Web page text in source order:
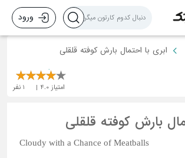
ورود
ابری با احتمال بارش کوفته قلقلی
امتیاز 4.0
1 نفر
بارش کوفته قلقلی
Cloudy with a Chance of Meatballs